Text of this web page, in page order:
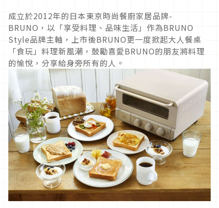
成立於2012年的日本東京時尚餐廚家居品牌-
BRUNO，以「享受料理、品味生活」作為BRUNO
Style品牌主軸，上市後BRUNO更一度掀起大人餐桌
「食玩」料理新風潮，鼓勵喜愛BRUNO的朋友將料理
的愉悅，分享給身旁所有的人。